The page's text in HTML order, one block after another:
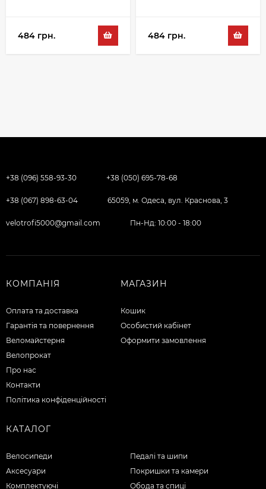
484 грн. 484 грн.
+38 (096) 558-93-30 +38 (050) 695-78-68
+38 (067) 898-63-04 65059, м. Одеса, вул. Краснова, 3
velotrofi5000@gmail.com Пн-Нд: 10:00 - 18:00
КОМПАНІЯ
Оплата та доставка
Гарантія та повернення
Веломайстерня
Велопрокат
Про нас
Контакти
Політика конфіденційності
МАГАЗИН
Кошик
Особистий кабінет
Оформити замовлення
КАТАЛОГ
Велосипеди
Аксесуари
Комплектуючі
Педалі та шипи
Покришки та камери
Обода та спиці